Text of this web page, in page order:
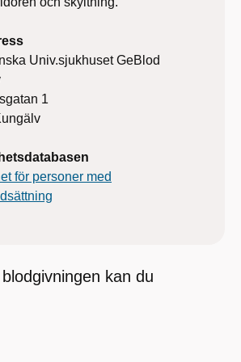
Univ.sjukhuset GeBlod
1
för personer med
kan du